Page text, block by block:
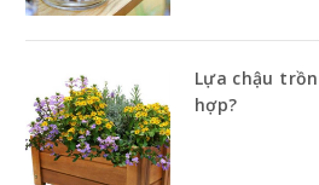
Lựa chậu
hợp?